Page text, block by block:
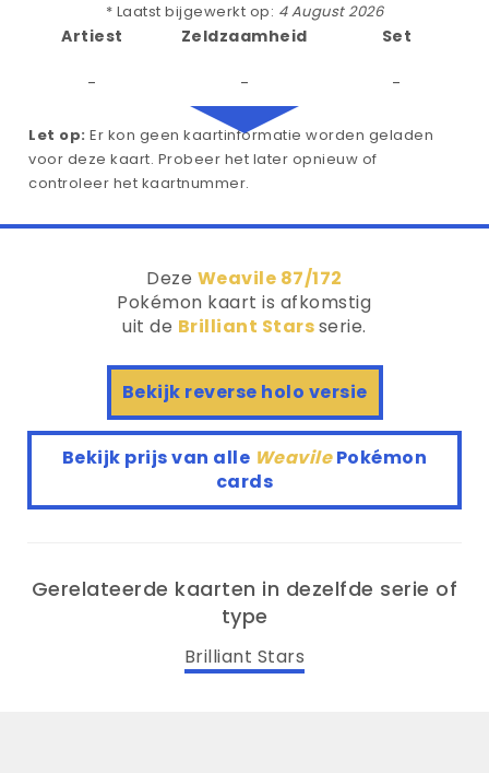
* Laatst bijgewerkt op: 4 August 2026
Artiest
-
Zeldzaamheid
-
Set
-
Let op: Er kon geen kaartinformatie worden geladen
voor deze kaart. Probeer het later opnieuw of
controleer het kaartnummer.
Deze Weavile 87/172
Pokémon kaart is afkomstig
uit de Brilliant Starsserie.
Bekijk reverse holo versie
Bekijk prijs van alle WeavilePokémon
cards
Gerelateerde kaarten in dezelfde serie of
type
Brilliant Stars